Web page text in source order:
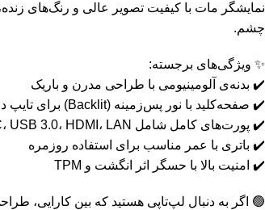
نمایشگر مات با کیفیت تصویر عالی و رنگ‌های
چشم.
✨ ویژگی‌های برجسته:
✔️ بدنه‌ی آلومینیومی با طراحی مدرن و باریک
✔️ صفحه‌کلید با نور پس‌زمینه (Backlit) برای تایپ در نور کم
✔️ پورت‌های کامل شامل USB-C، USB 3.0، HDMI، LAN، جک 3.5mm و کارت‌خوان
✔️ باتری با عمر مناسب برای استفاده روزمره
✔️ امنیت بالا با حسگر اثر انگشت و TPM
🟢 اگر به دنبال لپ‌تاپی هستید که بین کارایی،